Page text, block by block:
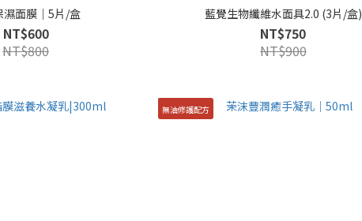
濕面膜｜5片/盒
NT$600
NT$800
藍覺生物纖維水面具2.0 (3片/盒)
NT$750
NT$900
無油修護配方